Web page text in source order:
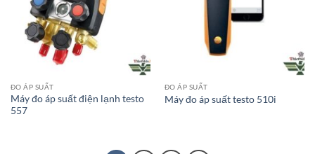
ĐO ÁP SUẤT
Máy đo áp suất điện lạnh testo
557
ĐO ÁP SUẤT
Máy đo áp suất testo 510i